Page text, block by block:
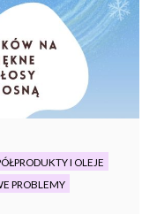
I OLEJE
PROBLEMY